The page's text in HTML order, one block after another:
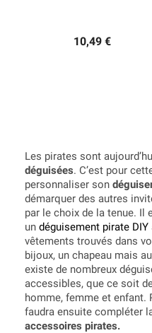
10,49 €
Les pirates sont
déguisées. C’est pour
personnaliser son
démarquer des autres
par le choix de la tenue. Il
un déguisement pirate DIY
vêtements trouvés dans
bijoux, un chapeau mais
existe de nombreux
accessibles, que ce soit
homme, femme et enfant.
faudra ensuite compléter
accessoires pirates.